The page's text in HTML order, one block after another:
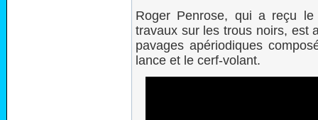
Roger Penrose, qui a reçu
travaux sur les trous noirs, est
pavages apériodiques
lance et le cerf-volant.